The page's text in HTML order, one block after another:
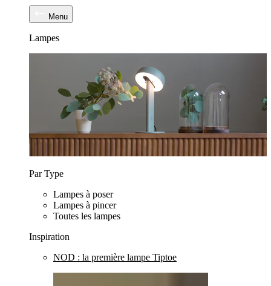
Menu
Lampes
Par Type
Lampes à poser
Lampes à pincer
Toutes les lampes
Inspiration
NOD : la première lampe Tiptoe